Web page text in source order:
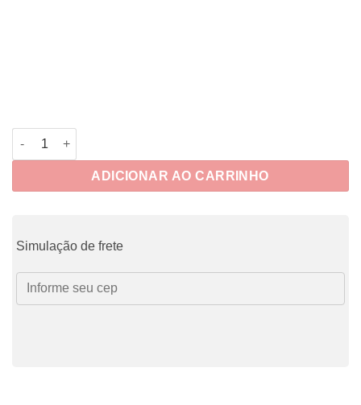
Caderno Morgana quantidade
ADICIONAR AO CARRINHO
Simulação de frete